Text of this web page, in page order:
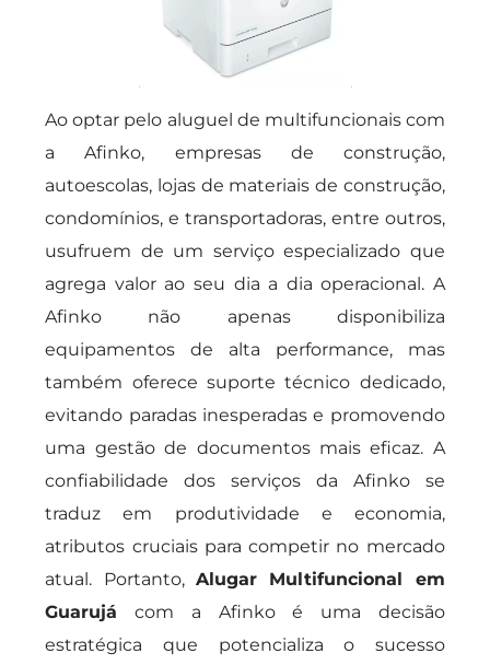
Ao optar pelo aluguel de multifuncionais com
a Afinko, empresas de construção,
autoescolas, lojas de materiais de construção,
condomínios, e transportadoras, entre outros,
usufruem de um serviço especializado que
agrega valor ao seu dia a dia operacional. A
Afinko não apenas disponibiliza
equipamentos de alta performance, mas
também oferece suporte técnico dedicado,
evitando paradas inesperadas e promovendo
uma gestão de documentos mais eficaz. A
confiabilidade dos serviços da Afinko se
traduz em produtividade e economia,
atributos cruciais para competir no mercado
atual. Portanto, Alugar Multifuncional em
Guarujá com a Afinko é uma decisão
estratégica que potencializa o sucesso